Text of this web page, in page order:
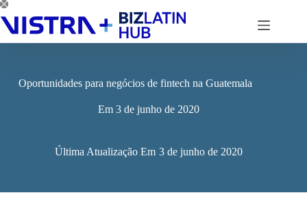
Pular
para
conteúdo
Oportunidades para negócios de fintech na Guatemala
Em 3 de junho de 2020
Última Atualização Em 3 de junho de 2020